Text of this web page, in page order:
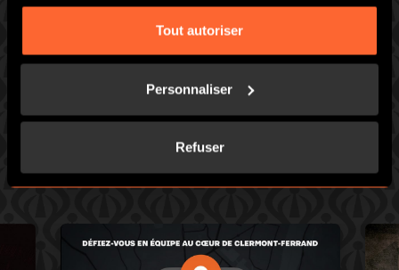
Tout autoriser
Personnaliser
Refuser
CHOISISSEZ L’UN DE NOS JEUX
montre.
ESCAPE HUNT CLERMONT-FERRAND
108 avenue du Brezet, 63100 Clermont-Ferrand
09.83.59.60.90